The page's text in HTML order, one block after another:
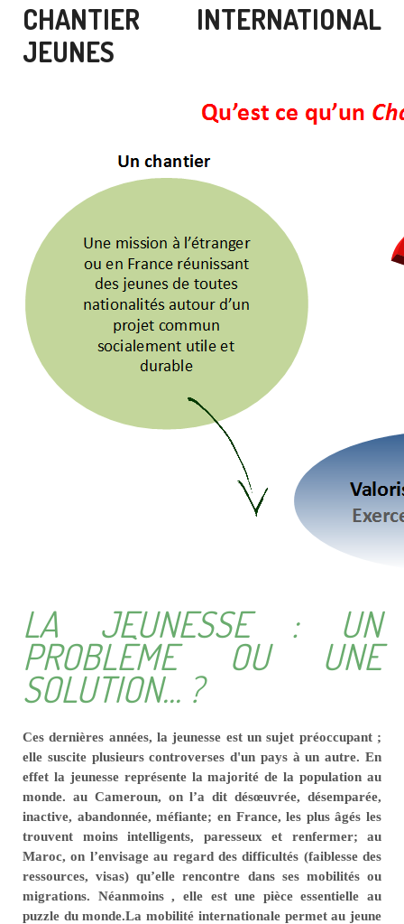
CHANTIER INTERNATIONAL
JEUNES
LA JEUNESSE : UN
PROBLÈME OU UNE
SOLUTION... ?
Ces dernières années, la jeunesse est un sujet préoccupant ;
elle suscite plusieurs controverses d'un pays à un autre. En
effet la jeunesse représente la majorité de la population au
monde. au Cameroun, on l’a dit désœuvrée, désemparée,
inactive, abandonnée, méfiante; en France, les plus âgés les
trouvent moins intelligents, paresseux et renfermer; au
Maroc, on l’envisage au regard des difficultés (faiblesse des
ressources, visas) qu’elle rencontre dans ses mobilités ou
migrations. Néanmoins , elle est une pièce essentielle au
puzzle du monde.La mobilité internationale permet au jeune